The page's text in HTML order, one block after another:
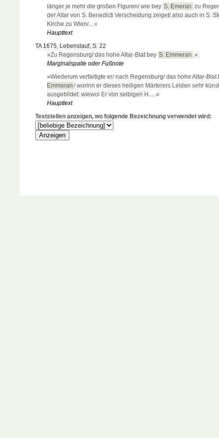
länger je mehr die großen Figuren/ wie bey S. Emeran zu
der Altar von S. Benedicti Verscheidung zeiget/ also auch in S.
Kirche zu Wien/…«
Haupttext
TA 1675, Lebenslauf, S. 22
»Zu Regensburg/ das hohe Altar-Blat bey S. Emmeran .«
Marginalspalte oder Fußnote
»Wiederum verfärtigte er/ nach Regensburg/ das hohe Altar-
Emmeran / worinn er dieses heiligen Märterers Leiden sehr
ausgebildet: wiewol Er von selbigen H.…«
Haupttext
Textstellen anzeigen, wo folgende Bezeichnung verwendet wird: